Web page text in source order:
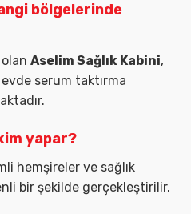
bölgelerinde
olan Aselim Sağlık Kabini,
serum taktırma
yapar?
hemşireler ve sağlık
bir şekilde gerçekleştirilir.